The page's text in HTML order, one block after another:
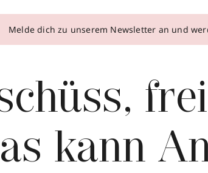
Melde dich zu unserem Newsletter an und
kann